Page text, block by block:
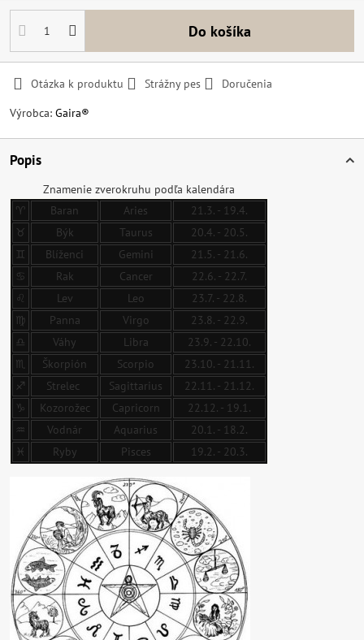
Do košíka
Otázka k produktu Strážny pes
Doručenia
Výrobca: Gaira®
Popis
Znamenie zverokruhu podľa kalendára
♈
Baran Aries
21.3. - 19.4.
♉
Býk Taurus
20.4. - 20.5.
♊
Blíženci Gemini
21.5. - 21.6.
♋
Rak Cancer
22.6. - 22.7.
♌
Lev Leo
23.7. - 22.8.
♍
Panna Virgo
23.8. - 22.9.
♎
Váhy Libra
23.9. - 22.10.
♏
Škorpión Scorpio
23.10. - 21.11.
♐
Strelec Sagittarius
22.11. - 21.12.
♑
Kozorožec Capricorn
22.12. - 19.1.
♒
Vodnár Aquarius
20.1. - 18.2.
♓
Ryby Pisces 19.2. - 20.3.